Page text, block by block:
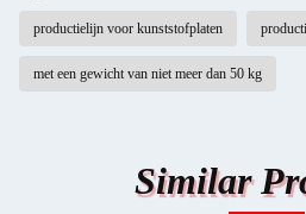
productielijn voor kunststofplaten
met een gewicht van niet meer dan 50 kg
Similar